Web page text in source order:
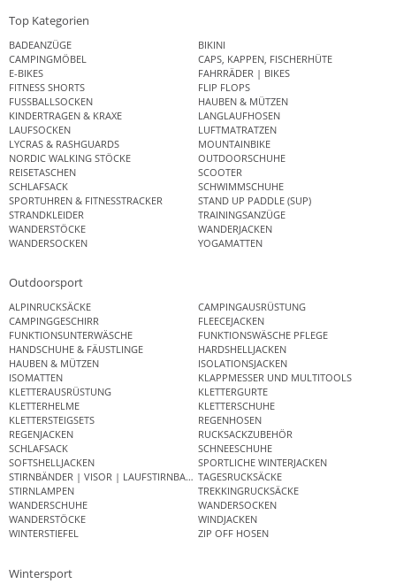
Top Kategorien
BADEANZÜGE
BIKINI
CAMPINGMÖBEL
CAPS, KAPPEN, FISCHERHÜTE
E-BIKES
FAHRRÄDER | BIKES
FITNESS SHORTS
FLIP FLOPS
FUSSBALLSOCKEN
HAUBEN & MÜTZEN
KINDERTRAGEN & KRAXE
LANGLAUFHOSEN
LAUFSOCKEN
LUFTMATRATZEN
LYCRAS & RASHGUARDS
MOUNTAINBIKE
NORDIC WALKING STÖCKE
OUTDOORSCHUHE
REISETASCHEN
SCOOTER
SCHLAFSACK
SCHWIMMSCHUHE
SPORTUHREN & FITNESSTRACKER
STAND UP PADDLE (SUP)
STRANDKLEIDER
TRAININGSANZÜGE
WANDERSTÖCKE
WANDERJACKEN
WANDERSOCKEN
YOGAMATTEN
Outdoorsport
ALPINRUCKSÄCKE
CAMPINGAUSRÜSTUNG
CAMPINGGESCHIRR
FLEECEJACKEN
FUNKTIONSUNTERWÄSCHE
FUNKTIONSWÄSCHE PFLEGE
HANDSCHUHE & FÄUSTLINGE
HARDSHELLJACKEN
HAUBEN & MÜTZEN
ISOLATIONSJACKEN
ISOMATTEN
KLAPPMESSER UND MULTITOOLS
KLETTERAUSRÜSTUNG
KLETTERGURTE
KLETTERHELME
KLETTERSCHUHE
KLETTERSTEIGSETS
REGENHOSEN
REGENJACKEN
RUCKSACKZUBEHÖR
SCHLAFSACK
SCHNEESCHUHE
SOFTSHELLJACKEN
SPORTLICHE WINTERJACKEN
STIRNBÄNDER | VISOR | LAUFSTIRNBANDTAGESRUCKSÄCKE
STIRNLAMPEN
TREKKINGRUCKSÄCKE
WANDERSCHUHE
WANDERSOCKEN
WANDERSTÖCKE
WINDJACKEN
WINTERSTIEFEL
ZIP OFF HOSEN
Wintersport